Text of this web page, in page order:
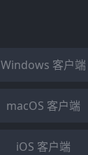
Windows 客户端
macOS 客户端
iOS 客户端